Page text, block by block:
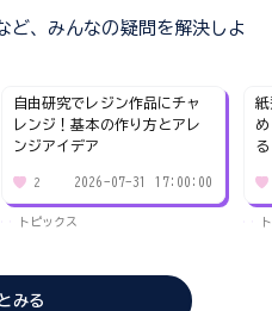
ど、みんなの疑問を解決しよ
自由研究でレジン作品にチャ
レンジ！基本の作り方とアレ
ンジアイデア
2 2026-07-31 17:00:00
トピックス
紙
みる